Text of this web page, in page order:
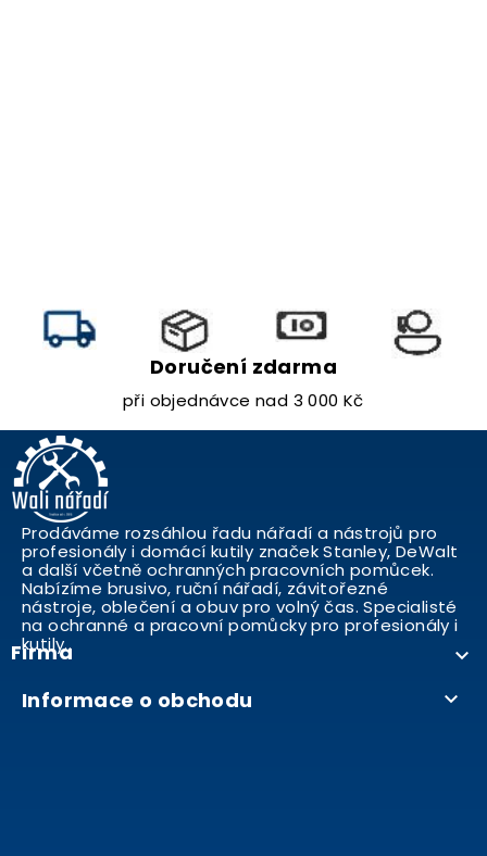
Doručení zdarma
při objednávce nad 3 000 Kč
Prodáváme rozsáhlou řadu nářadí a nástrojů pro
profesionály i domácí kutily značek Stanley, DeWalt
a další včetně ochranných pracovních pomůcek.
Nabízíme brusivo, ruční nářadí, závitořezné
nástroje, oblečení a obuv pro volný čas. Specialisté
na ochranné a pracovní pomůcky pro profesionály i
kutily..
Firma 
Informace o obchodu 